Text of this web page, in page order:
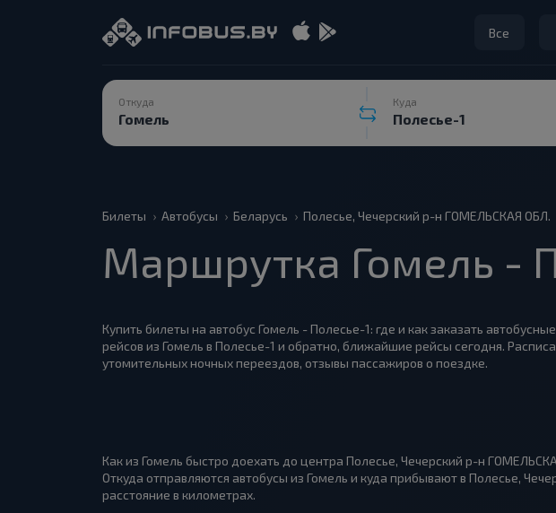
Все
Откуда Куда
Билеты Автобусы Беларусь Полесье, Чечерский р-н ГОМЕЛЬСКАЯ ОБЛ.
Маршрутка Гомель -
Купить билеты на автобус Гомель - Полесье-1: где и как заказать
рейсов из Гомель в Полесье-1 и обратно, ближайшие рейсы сегодня.
утомительных ночных переездов, отзывы пассажиров о поездке.
Как из Гомель быстро доехать до центра Полесье, Чечерский р-н
Откуда отправляются автобусы из Гомель и куда прибывают в Полесье,
расстояние в километрах.